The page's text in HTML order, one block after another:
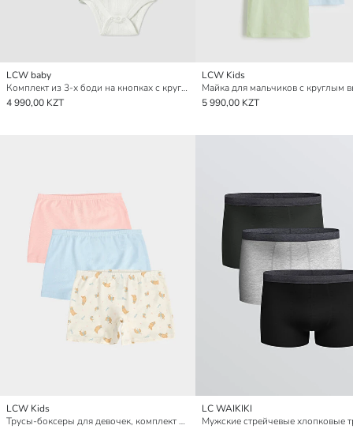
LCW baby
Комплект из 3-х боди на кнопках с круглым вырезом для малышей мальчиков
4 990,00 KZT
LCW Kids
5 990,00 KZT
LCW Kids
Трусы-боксеры для девочек, комплект из 3 штук
LC WAIKIKI